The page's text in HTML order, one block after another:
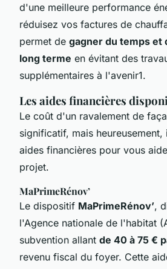
d'une meilleure performance
réduisez vos factures de
permet de gagner du temps et
long terme en évitant des
supplémentaires à l'avenir1.
Les aides financières
Le coût d'un ravalement de
significatif, mais heureusement,
aides financières pour vous
projet.
MaPrimeRénov’
Le dispositif MaPrimeRénov’,
l'Agence nationale de l'habitat
subvention allant de 40 à 75 €
revenu fiscal du foyer. Cette